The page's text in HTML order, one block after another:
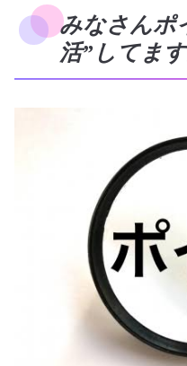
みなさんポ
活”してま